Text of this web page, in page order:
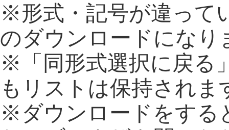
※形式・記号が違って
のダウンロードになり
※「同形式選択に戻る
もリストは保持されま
※ダウンロードをする